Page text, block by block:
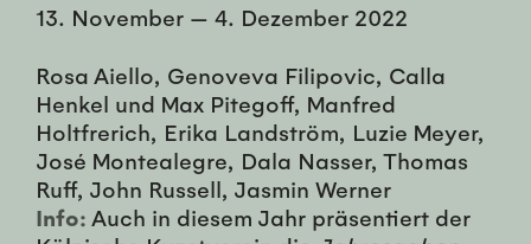
13. November — 4. Dezember 2022
Rosa Aiello, Genoveva Filipovic, Calla
Henkel und Max Pitegoff, Manfred
Holtfrerich, Erika Landström, Luzie Meyer,
José Montealegre, Dala Nasser, Thomas
Ruff, John Russell, Jasmin Werner
Info: Auch in diesem Jahr präsentiert der